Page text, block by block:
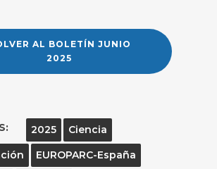
AL BOLETÍN JUNIO
2025
2025
Ciencia
EUROPARC-España